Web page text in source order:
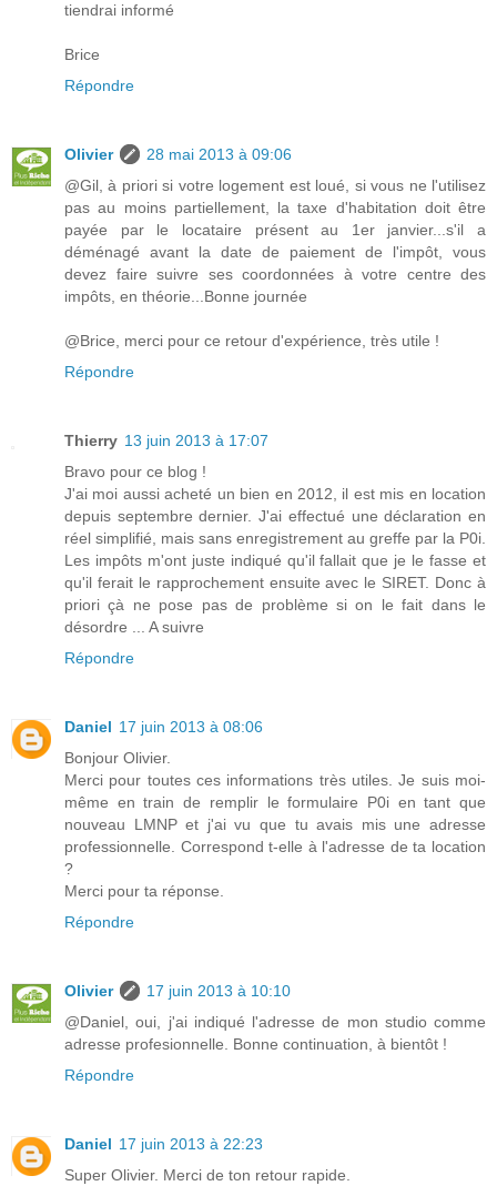
tiendrai informé
Brice
Répondre
Olivier
28 mai 2013 à 09:06
@Gil, à priori si votre logement est loué, si vous ne l'utilisez
pas au moins partiellement, la taxe d'habitation doit être
payée par le locataire présent au 1er janvier...s'il a
déménagé avant la date de paiement de l'impôt, vous
devez faire suivre ses coordonnées à votre centre des
impôts, en théorie...Bonne journée
@Brice, merci pour ce retour d'expérience, très utile !
Répondre
Thierry 13 juin 2013 à 17:07
Bravo pour ce blog !
J'ai moi aussi acheté un bien en 2012, il est mis en location
depuis septembre dernier. J'ai effectué une déclaration en
réel simplifié, mais sans enregistrement au greffe par la P0i.
Les impôts m'ont juste indiqué qu'il fallait que je le fasse et
qu'il ferait le rapprochement ensuite avec le SIRET. Donc à
priori çà ne pose pas de problème si on le fait dans le
désordre ... A suivre
Répondre
Daniel 17 juin 2013 à 08:06
Bonjour Olivier.
Merci pour toutes ces informations très utiles. Je suis moi-
même en train de remplir le formulaire P0i en tant que
nouveau LMNP et j'ai vu que tu avais mis une adresse
professionnelle. Correspond t-elle à l'adresse de ta location
?
Merci pour ta réponse.
Répondre
Olivier
17 juin 2013 à 10:10
@Daniel, oui, j'ai indiqué l'adresse de mon studio comme
adresse profesionnelle. Bonne continuation, à bientôt !
Répondre
Daniel 17 juin 2013 à 22:23
Super Olivier. Merci de ton retour rapide.